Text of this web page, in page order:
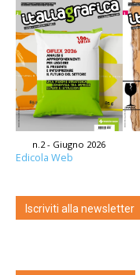
n.2 - Giugno 2026
Edicola Web
Iscriviti alla newsletter